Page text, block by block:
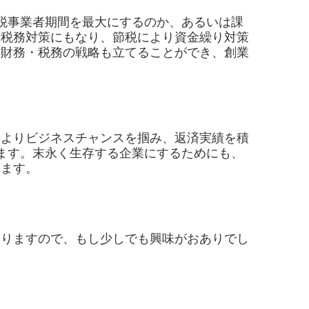
業者期間を最大にするのか、あるいは課
務対策にもなり、節税により資金繰り対策
務・税務の戦略も立てることができ、創業
りビジネスチャンスを掴み、返済実績を積
。末永く生存する企業にするためにも、
す。
すので、もし少しでも興味がおありでし